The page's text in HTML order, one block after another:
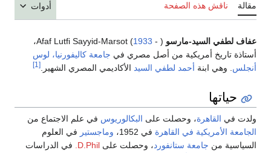
مقالة ناقش هذه الصفحة أدوات
عفاف لطفي السيد-مارسو 1933
- )،
أستاذة تاريخ أمريكية من أصل مصري في جامعة كاليفورنيا، لوس
أنجلس . وهي ابنة أحمد لطفي السيد الأكاديمي المصري الشهير. [1]
حياتها
ولدت في القاهرة، وحصلت على البكالوريوس في علم الاجتماع من
الجامعة الأمريكية في القاهرة في 1952، وماجستير في العلوم
السياسية من جامعة ستانفورد، وحصلت على D.Phil.
في الدراسات